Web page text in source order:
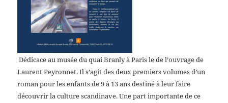
Dédicace au musée du quai Branly à Paris lede l’ouvrage de
Laurent Peyronnet. Il s’agit des deux premiers volumes d’un
roman pour les enfants de 9 à 13 ans destiné à leur faire
découvrir la culture scandinave. Une part importante de ce